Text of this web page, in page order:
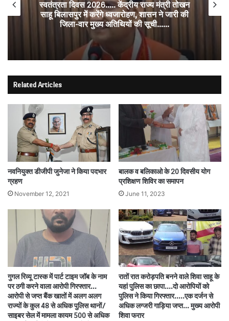
स्वतंत्रता दिवस 2026….. केंद्रीय राज्य मंत्री तोखन
साहू बिलासपुर में करेंगे ध्वजारोहण, शासन ने जारी की
जिला-वार मुख्य अतिथियों की सूची……
Related Articles
नवनियुक्त डीजीपी जुनेजा ने किया पदभार
ग्रहण
November 12, 2021
बालक व बलिकाओ के 20 दिवसीय योग
प्रशिक्षण शिविर का समापन
June 11, 2023
गुगल रिव्यू टास्क में पार्ट टाइम जॉब के नाम
पर ठगी करने वाला आरोपी गिरफ्तार…
आरोपी से जप्त बैंक खातों में अलग अलग
राज्यों के कुल 48 से अधिक पुलिस थानों/
साइबर सेल में मामला कायम 500 से अधिक
रातों रात करोड़पति बनने वाले शिवा साहू के
यहां पुलिस का छापा….दो आरोपियों को
पुलिस ने किया गिरफ्तार…..एक दर्जन से
अधिक लग्जरी गाड़िया जप्त… मुख्य आरोपी
शिवा फरार